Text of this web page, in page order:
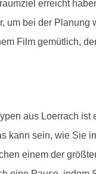
erreicht
um bei der Planung
Film gemütlich,
aus Loerrach
kann sein, wie Sie
einem der